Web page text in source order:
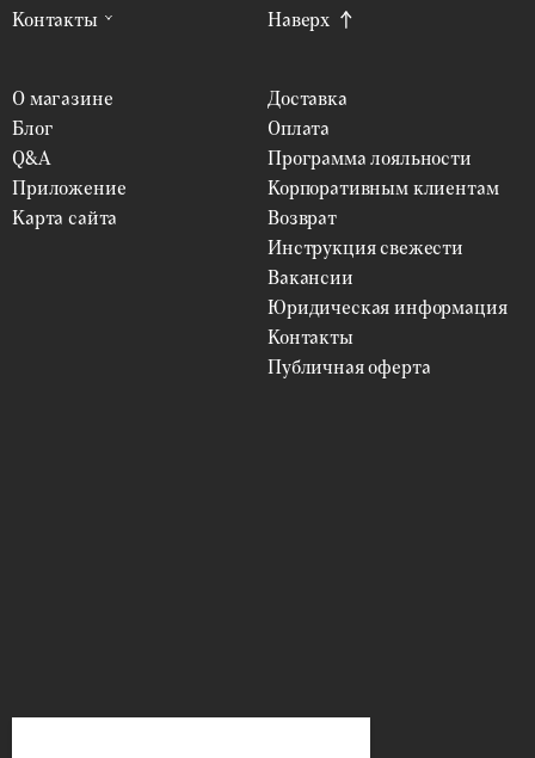
Контакты
О магазине
Блог
Q&A
Приложение
Карта сайта
Доставка
Оплата
Программа лояльности
Корпоративным клиентам
Возврат
Инструкция свежести
Вакансии
Юридическая информация
Контакты
Публичная оферта
Наверх